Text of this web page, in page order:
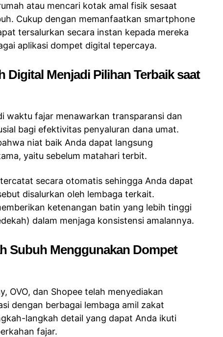
atau mencari kotak amal fisik sesaat
Cukup dengan memanfaatkan smartphone
tersalurkan secara instan kepada mereka
aplikasi dompet digital tepercaya.
Digital Menjadi Pilihan Terbaik saat
waktu fajar menawarkan transparansi dan
bagi efektivitas penyaluran dana umat.
niat baik Anda dapat langsung
yaitu sebelum matahari terbit.
secara otomatis sehingga Anda dapat
disalurkan oleh lembaga terkait.
ketenangan batin yang lebih tinggi
dalam menjaga konsistensi amalannya.
Subuh Menggunakan Dompet
OVO, dan Shopee telah menyediakan
dengan berbagai lembaga amil zakat
langkah detail yang dapat Anda ikuti
fajar.